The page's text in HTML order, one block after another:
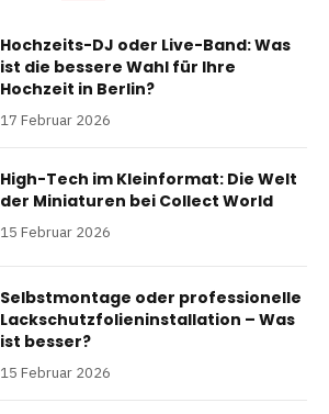
Hochzeits-DJ oder Live-Band: Was
ist die bessere Wahl für Ihre
Hochzeit in Berlin?
17 Februar 2026
High-Tech im Kleinformat: Die Welt
der Miniaturen bei Collect World
15 Februar 2026
Selbstmontage oder professionelle
Lackschutzfolieninstallation – Was
ist besser?
15 Februar 2026